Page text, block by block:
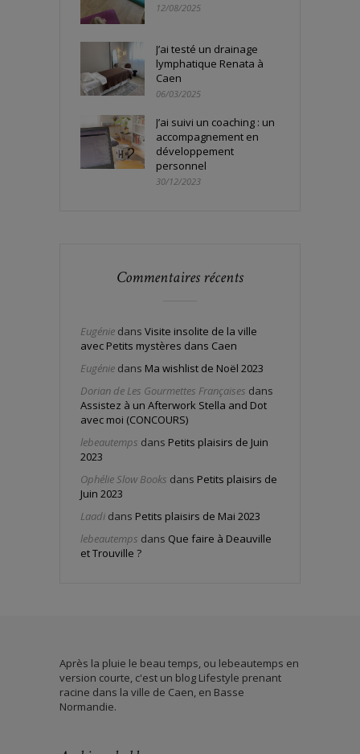
12/08/2025
J’ai testé un drainage
lymphatique Renata à
Caen
06/03/2025
J’ai suivi un coaching : un
accompagnement en
développement
personnel
30/12/2023
Commentaires récents
Eugénie dans Visite insolite de la ville
avec Petits mystères dans Caen
Eugénie dans Ma wishlist de Noël 2023
Dorian de Les Gourmettes Françaises dans
Assistez à un Afterwork Stella and Dot
avec moi (CONCOURS)
lebeautemps dans Petits plaisirs de Juin
2023
Ophélie Slow Books dans Petits plaisirs de
Juin 2023
Laadi dans Petits plaisirs de Mai 2023
lebeautemps dans Que faire à Deauville
et Trouville ?
Après la pluie le beau temps, ou lebeautemps en
version courte, c'est un blog Lifestyle prenant
racine dans la ville de Caen, en Basse
Normandie.